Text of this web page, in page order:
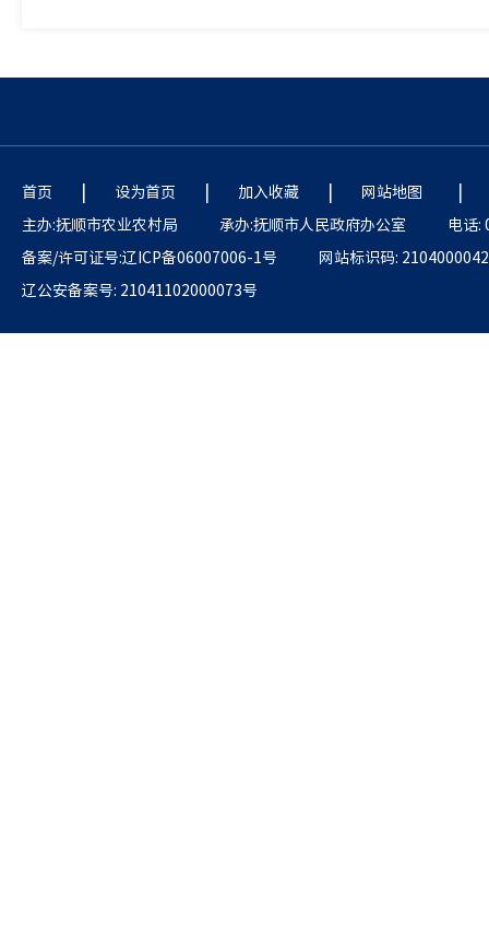
首页 | 设为首页 | 加入收藏 | 网站地图 |
主办:抚顺市农业农村局 承办:抚顺市人民政府办公室
电话:
备案/许可证号:辽ICP备06007006-1号
网站标识码: 2104000042
辽公安备案号: 21041102000073号